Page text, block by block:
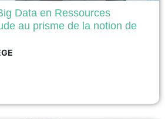
des notions d’analytique et de big data
les discours managériaux actuels et le
sur le sujet invite à s’interroger sur
par ces notions. En mobilisant le concept
Data en Ressources
au prisme de la notion de